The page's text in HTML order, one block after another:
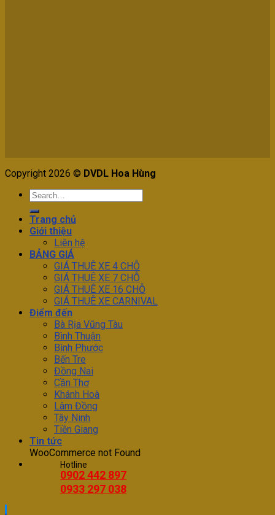
Copyright 2026 © DVDL Hoa Hùng
Trang chủ
Giới thiệu
Liên hệ
BẢNG GIÁ
GIÁ THUÊ XE 4 CHỖ
GIÁ THUÊ XE 7 CHỖ
GIÁ THUÊ XE 16 CHỖ
GIÁ THUÊ XE CARNIVAL
Điểm đến
Bà Rịa Vũng Tàu
Bình Thuận
Bình Phước
Bến Tre
Đồng Nai
Cần Thơ
Khánh Hoà
Lâm Đồng
Tây Ninh
Tiền Giang
Tin tức
WooCommerce not Found
Hotline
0902 442 897
0933 297 038
.